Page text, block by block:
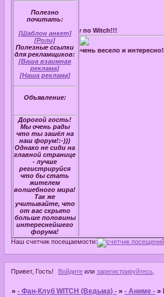
Полезно
почитать:
[Шаблон анкет]
[Роли]
Полезные ссылки
для рекламщиков:
[Ваша взаимная
реклама]
[Наша реклама]
Объявление:
Дорогой гость!
Мы очень рады
что ты зашёл на
наш форум!:-)))
Однако не сиди на
главной странице
- лучше
регистрируйся
что бы стать
жителем
волшебного мира!
Так же
учитывайте, что
от вас скрыто
больше половины
интереснейшего
форума!
ролевую игру по Witch!!!
У нас очень весело и интересно!К тому
Наш счетчик посещаемости:
Привет, Гость! Войдите илизарегистрируйтесь
» - Фан-Клуб WITCH (Ведьма) - » - Аниме - »